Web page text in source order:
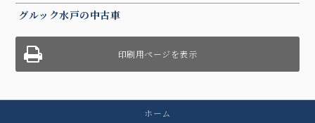
グルック水戸の中古車
印刷用ページを表示
ホーム